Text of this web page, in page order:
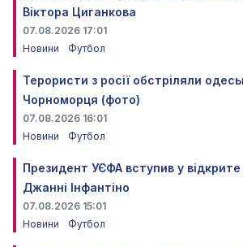
Віктора Циганкова
07.08.2026 17:01
Новини
Футбол
Терористи з росії обстріляли
Чорноморця (фото)
07.08.2026 16:01
Новини
Футбол
Президент УЄФА вступив у
Джанні Інфантіно
07.08.2026 15:01
Новини
Футбол